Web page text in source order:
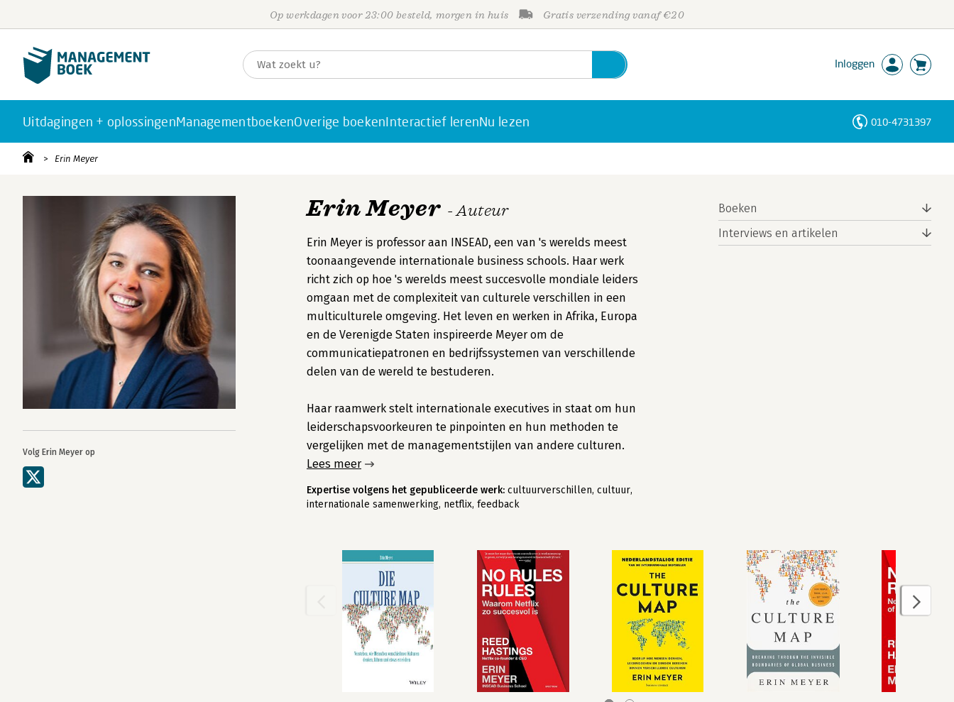
Op werkdagen voor 23:00 besteld, morgen in huis Gratis verzending vanaf €20
Inloggen
Uitdagingen + oplossingenManagementboekenOverige boekenInteractief lerenNu lezen 010-4731397
Erin Meyer
Volg Erin Meyer op
Erin Meyer - Auteur
Erin Meyer is professor aan INSEAD, een van 's werelds meest
toonaangevende internationale business schools. Haar werk
richt zich op hoe 's werelds meest succesvolle mondiale leiders
omgaan met de complexiteit van culturele verschillen in een
multiculturele omgeving. Het leven en werken in Afrika, Europa
en de Verenigde Staten inspireerde Meyer om de
communicatiepatronen en bedrijfssystemen van verschillende
delen van de wereld te bestuderen.
Haar raamwerk stelt internationale executives in staat om hun
leiderschapsvoorkeuren te pinpointen en hun methoden te
vergelijken met de managementstijlen van andere culturen.
Lees meer
Expertise volgens het gepubliceerde werk: cultuurverschillen, cultuur,
internationale samenwerking, netflix, feedback
Boeken
Interviews en artikelen
Personen